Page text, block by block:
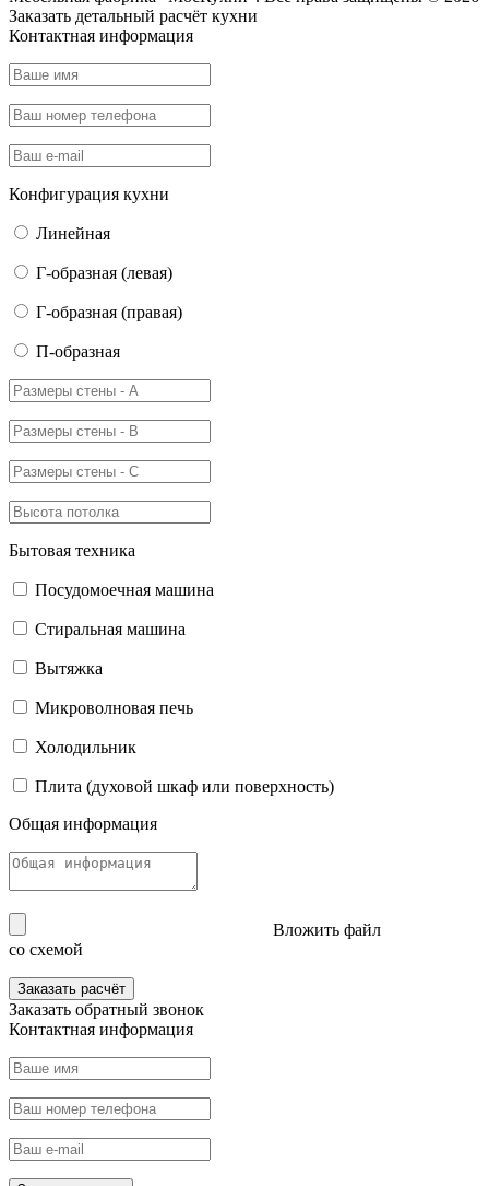
Заказать детальный расчёт кухни
Контактная информация
Конфигурация кухни
Линейная
Г-образная (левая)
Г-образная (правая)
П-образная
Бытовая техника
Посудомоечная машина
Стиральная машина
Вытяжка
Микроволновая печь
Холодильник
Плита (духовой шкаф или поверхность)
Общая информация
Вложить файл
со схемой
Заказать расчёт
Заказать обратный звонок
Контактная информация